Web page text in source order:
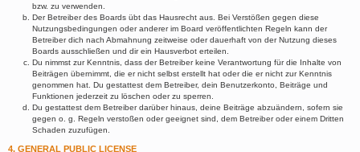
bzw. zu verwenden.
Der Betreiber des Boards übt das Hausrecht aus. Bei Verstößen gegen diese
Nutzungsbedingungen oder anderer im Board veröffentlichten Regeln kann der
Betreiber dich nach Abmahnung zeitweise oder dauerhaft von der Nutzung dieses
Boards ausschließen und dir ein Hausverbot erteilen.
Du nimmst zur Kenntnis, dass der Betreiber keine Verantwortung für die Inhalte von
Beiträgen übernimmt, die er nicht selbst erstellt hat oder die er nicht zur Kenntnis
genommen hat. Du gestattest dem Betreiber, dein Benutzerkonto, Beiträge und
Funktionen jederzeit zu löschen oder zu sperren.
Du gestattest dem Betreiber darüber hinaus, deine Beiträge abzuändern, sofern sie
gegen o. g. Regeln verstoßen oder geeignet sind, dem Betreiber oder einem Dritten
Schaden zuzufügen.
4. GENERAL PUBLIC LICENSE